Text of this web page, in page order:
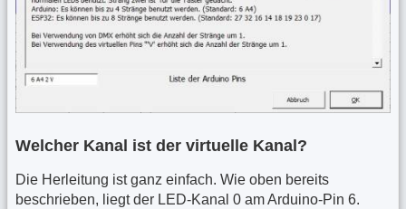
Welcher Kanal ist der virtuelle Kanal?
Die Herleitung ist ganz einfach. Wie oben bereits
beschrieben, liegt der LED-Kanal 0 am Arduino-Pin 6.